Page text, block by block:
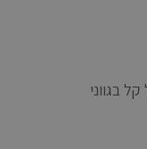
בגווני